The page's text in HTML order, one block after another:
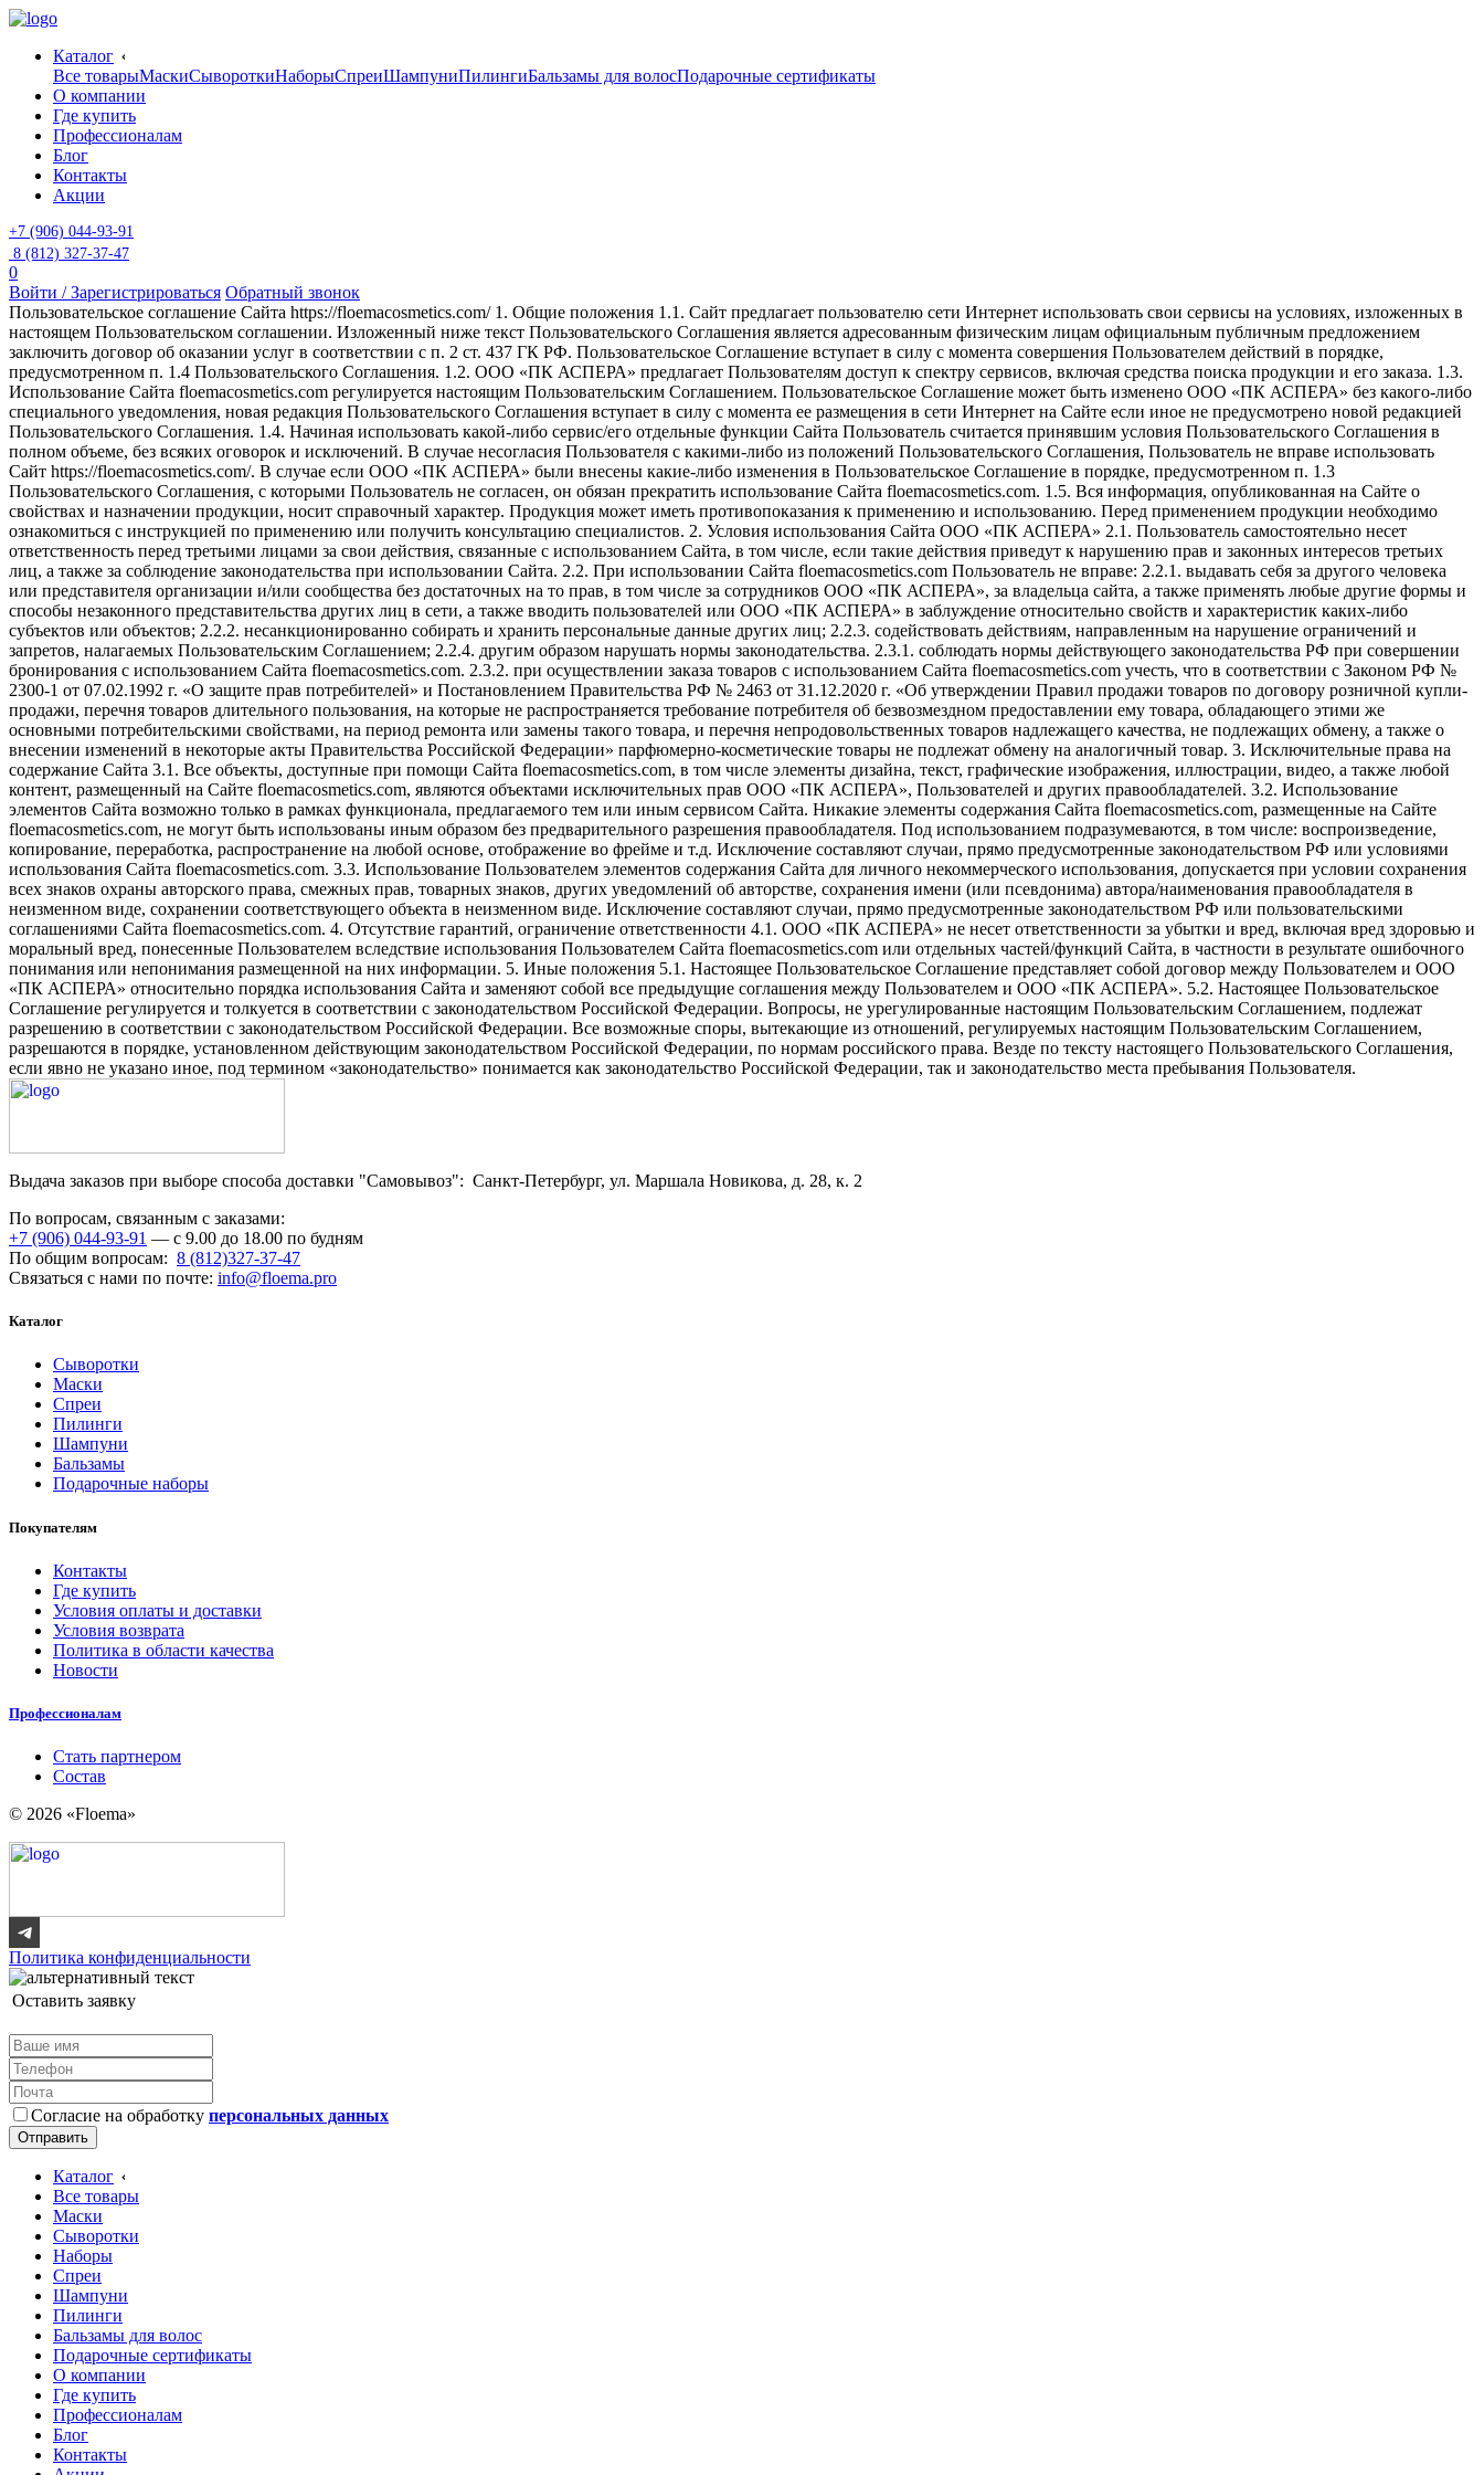
Каталог
Все товарыМаскиСывороткиНаборыСпреиШампуниПилингиБальзамы для волосПодарочные сертификаты
О компании
Где купить
Профессионалам
Блог
Контакты
Акции
+7 (906) 044-93-91
8 (812) 327-37-47
0
Войти / Зарегистрироваться Обратный звонок
Пользовательское соглашение Сайта https://floemacosmetics.com/ 1. Общие положения 1.1. Сайт предлагает пользователю сети Интернет использовать свои сервисы на условиях, изложенных в
настоящем Пользовательском соглашении. Изложенный ниже текст Пользовательского Соглашения является адресованным физическим лицам официальным публичным предложением
заключить договор об оказании услуг в соответствии с п. 2 ст. 437 ГК РФ. Пользовательское Соглашение вступает в силу с момента совершения Пользователем действий в порядке,
предусмотренном п. 1.4 Пользовательского Соглашения. 1.2. ООО «ПК АСПЕРА» предлагает Пользователям доступ к спектру сервисов, включая средства поиска продукции и его заказа. 1.3.
Использование Сайта floemacosmetics.com регулируется настоящим Пользовательским Соглашением. Пользовательское Соглашение может быть изменено ООО «ПК АСПЕРА» без какого-либо
специального уведомления, новая редакция Пользовательского Соглашения вступает в силу с момента ее размещения в сети Интернет на Сайте если иное не предусмотрено новой редакцией
Пользовательского Соглашения. 1.4. Начиная использовать какой-либо сервис/его отдельные функции Сайта Пользователь считается принявшим условия Пользовательского Соглашения в
полном объеме, без всяких оговорок и исключений. В случае несогласия Пользователя с какими-либо из положений Пользовательского Соглашения, Пользователь не вправе использовать
Сайт https://floemacosmetics.com/. В случае если ООО «ПК АСПЕРА» были внесены какие-либо изменения в Пользовательское Соглашение в порядке, предусмотренном п. 1.3
Пользовательского Соглашения, с которыми Пользователь не согласен, он обязан прекратить использование Сайта floemacosmetics.com. 1.5. Вся информация, опубликованная на Сайте о
свойствах и назначении продукции, носит справочный характер. Продукция может иметь противопоказания к применению и использованию. Перед применением продукции необходимо
ознакомиться с инструкцией по применению или получить консультацию специалистов. 2. Условия использования Сайта ООО «ПК АСПЕРА» 2.1. Пользователь самостоятельно несет
ответственность перед третьими лицами за свои действия, связанные с использованием Сайта, в том числе, если такие действия приведут к нарушению прав и законных интересов третьих
лиц, а также за соблюдение законодательства при использовании Сайта. 2.2. При использовании Сайта floemacosmetics.com Пользователь не вправе: 2.2.1. выдавать себя за другого человека
или представителя организации и/или сообщества без достаточных на то прав, в том числе за сотрудников ООО «ПК АСПЕРА», за владельца сайта, а также применять любые другие формы и
способы незаконного представительства других лиц в сети, а также вводить пользователей или ООО «ПК АСПЕРА» в заблуждение относительно свойств и характеристик каких-либо
субъектов или объектов; 2.2.2. несанкционированно собирать и хранить персональные данные других лиц; 2.2.3. содействовать действиям, направленным на нарушение ограничений и
запретов, налагаемых Пользовательским Соглашением; 2.2.4. другим образом нарушать нормы законодательства. 2.3.1. соблюдать нормы действующего законодательства РФ при совершении
бронирования с использованием Сайта floemacosmetics.com. 2.3.2. при осуществлении заказа товаров с использованием Сайта floemacosmetics.com учесть, что в соответствии с Законом РФ №
2300-1 от 07.02.1992 г. «О защите прав потребителей» и Постановлением Правительства РФ № 2463 от 31.12.2020 г. «Об утверждении Правил продажи товаров по договору розничной купли-
продажи, перечня товаров длительного пользования, на которые не распространяется требование потребителя об безвозмездном предоставлении ему товара, обладающего этими же
основными потребительскими свойствами, на период ремонта или замены такого товара, и перечня непродовольственных товаров надлежащего качества, не подлежащих обмену, а также о
внесении изменений в некоторые акты Правительства Российской Федерации» парфюмерно-косметические товары не подлежат обмену на аналогичный товар. 3. Исключительные права на
содержание Сайта 3.1. Все объекты, доступные при помощи Сайта floemacosmetics.com, в том числе элементы дизайна, текст, графические изображения, иллюстрации, видео, а также любой
контент, размещенный на Сайте floemacosmetics.com, являются объектами исключительных прав ООО «ПК АСПЕРА», Пользователей и других правообладателей. 3.2. Использование
элементов Сайта возможно только в рамках функционала, предлагаемого тем или иным сервисом Сайта. Никакие элементы содержания Сайта floemacosmetics.com, размещенные на Сайте
floemacosmetics.com, не могут быть использованы иным образом без предварительного разрешения правообладателя. Под использованием подразумеваются, в том числе: воспроизведение,
копирование, переработка, распространение на любой основе, отображение во фрейме и т.д. Исключение составляют случаи, прямо предусмотренные законодательством РФ или условиями
использования Сайта floemacosmetics.com. 3.3. Использование Пользователем элементов содержания Сайта для личного некоммерческого использования, допускается при условии сохранения
всех знаков охраны авторского права, смежных прав, товарных знаков, других уведомлений об авторстве, сохранения имени (или псевдонима) автора/наименования правообладателя в
неизменном виде, сохранении соответствующего объекта в неизменном виде. Исключение составляют случаи, прямо предусмотренные законодательством РФ или пользовательскими
соглашениями Сайта floemacosmetics.com. 4. Отсутствие гарантий, ограничение ответственности 4.1. ООО «ПК АСПЕРА» не несет ответственности за убытки и вред, включая вред здоровью и
моральный вред, понесенные Пользователем вследствие использования Пользователем Сайта floemacosmetics.com или отдельных частей/функций Сайта, в частности в результате ошибочного
понимания или непонимания размещенной на них информации. 5. Иные положения 5.1. Настоящее Пользовательское Соглашение представляет собой договор между Пользователем и ООО
«ПК АСПЕРА» относительно порядка использования Сайта и заменяют собой все предыдущие соглашения между Пользователем и ООО «ПК АСПЕРА». 5.2. Настоящее Пользовательское
Соглашение регулируется и толкуется в соответствии с законодательством Российской Федерации. Вопросы, не урегулированные настоящим Пользовательским Соглашением, подлежат
разрешению в соответствии с законодательством Российской Федерации. Все возможные споры, вытекающие из отношений, регулируемых настоящим Пользовательским Соглашением,
разрешаются в порядке, установленном действующим законодательством Российской Федерации, по нормам российского права. Везде по тексту настоящего Пользовательского Соглашения,
если явно не указано иное, под термином «законодательство» понимается как законодательство Российской Федерации, так и законодательство места пребывания Пользователя.
Выдача заказов при выборе способа доставки "Самовывоз": Санкт-Петербург, ул. Маршала Новикова, д. 28, к. 2
По вопросам, связанным с заказами:
+7 (906) 044-93-91 — с 9.00 до 18.00 по будням
По общим вопросам: 8 (812)327-37-47
Связаться с нами по почте: info@floema.pro
Каталог
Сыворотки
Маски
Спреи
Пилинги
Шампуни
Бальзамы
Подарочные наборы
Покупателям
Контакты
Где купить
Условия оплаты и доставки
Условия возврата
Политика в области качества
Новости
Профессионалам
Стать партнером
Состав
© 2026 «Floema»
Политика конфиденциальности
Оставить заявку
Согласие на обработку персональных данных
Каталог
Все товары
Маски
Сыворотки
Наборы
Спреи
Шампуни
Пилинги
Бальзамы для волос
Подарочные сертификаты
О компании
Где купить
Профессионалам
Блог
Контакты